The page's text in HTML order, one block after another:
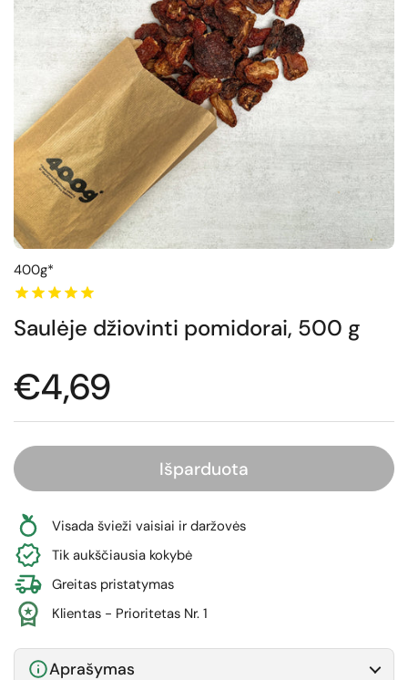
400g*
Saulėje džiovinti pomidorai, 500 g
Normali kaina
€4,69
Išparduota
Visada švieži vaisiai ir daržovės
Tik aukščiausia kokybė
Greitas pristatymas
Klientas - Prioritetas Nr. 1
Aprašymas